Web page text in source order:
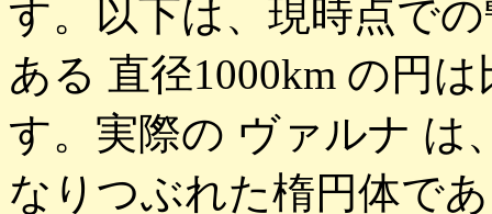
す。以下は、現時点で
ある 直径1000km の円
す。実際の ヴァルナ は
なりつぶれた楕円体で